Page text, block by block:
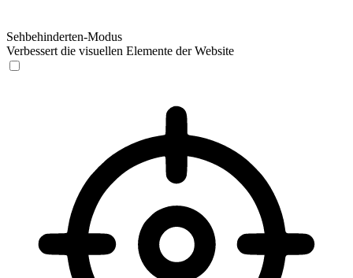
Sehbehinderten-Modus
Verbessert die visuellen Elemente der Website